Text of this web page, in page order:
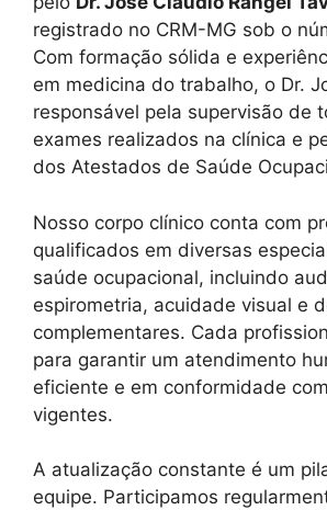
registrado no CRM-MG sob o
Com formação sólida e
em medicina do trabalho, o Dr.
responsável pela supervisão de
exames realizados na clínica e
dos Atestados de Saúde
Nosso corpo clínico conta com
qualificados em diversas
saúde ocupacional, incluindo
espirometria, acuidade visual e
complementares. Cada
para garantir um atendimento
eficiente e em conformidade
vigentes.
A atualização constante é um
equipe. Participamos